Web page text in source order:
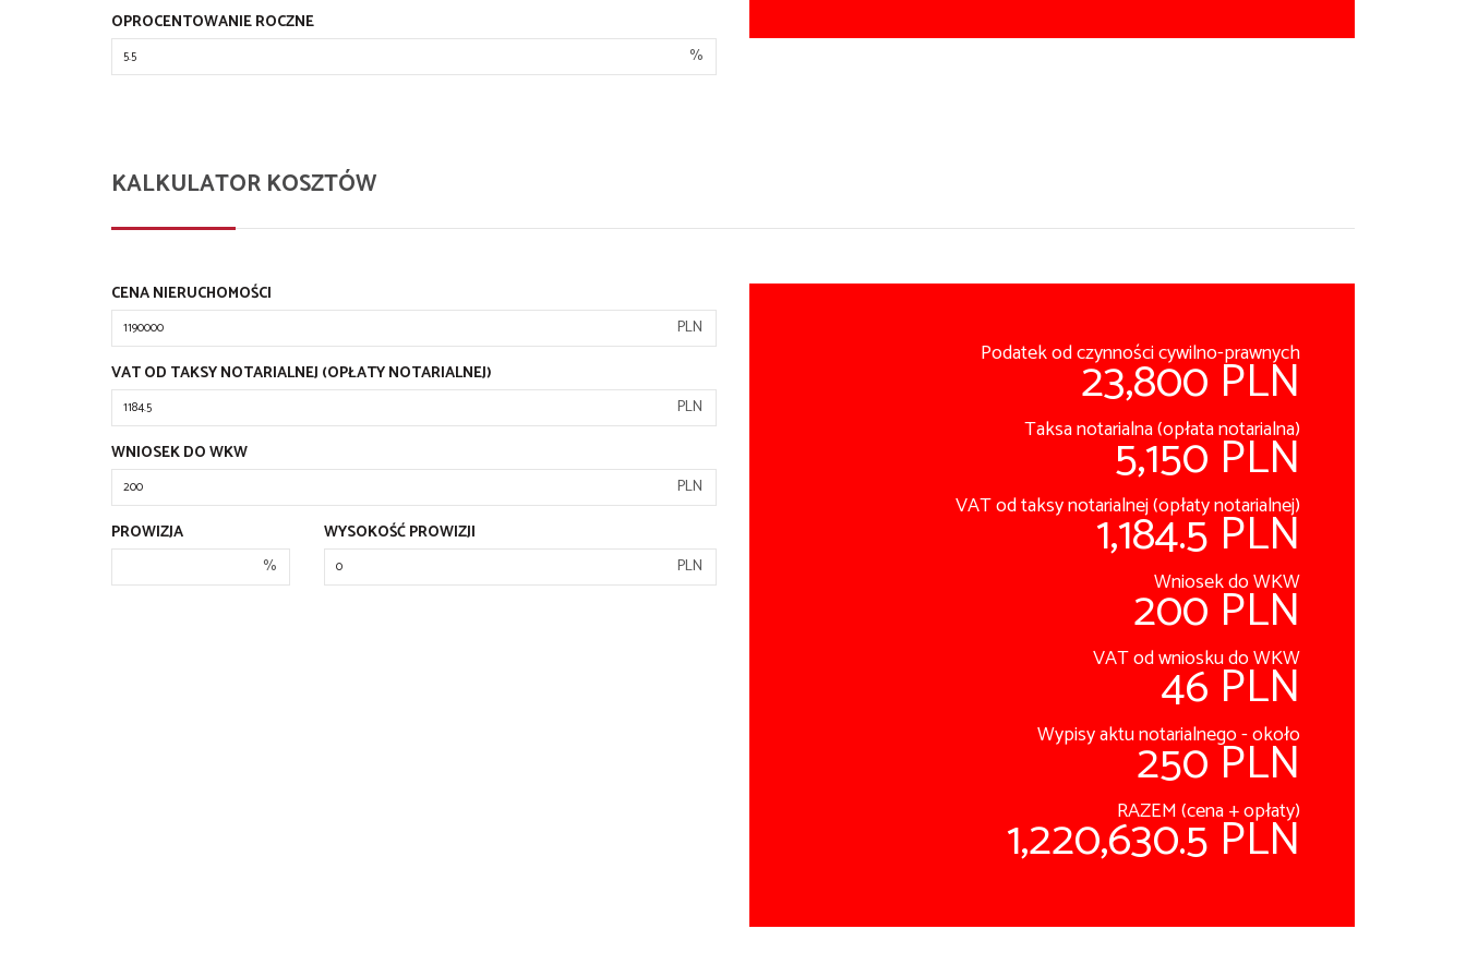
OPROCENTOWANIE ROCZNE
%
KALKULATOR KOSZTÓW
CENA NIERUCHOMOŚCI
PLN
VAT OD TAKSY NOTARIALNEJ (OPŁATY NOTARIALNEJ)
PLN
WNIOSEK DO WKW
PLN
PROWIZJA
%
WYSOKOŚĆ PROWIZJI
PLN
Podatek od czynności cywilno-prawnych
23,800 PLN
Taksa notarialna (opłata notarialna)
5,150 PLN
VAT od taksy notarialnej (opłaty notarialnej)
1,184.5 PLN
Wniosek do WKW
200 PLN
VAT od wniosku do WKW
46 PLN
Wypisy aktu notarialnego - około
250 PLN
RAZEM (cena + opłaty)
1,220,630.5 PLN